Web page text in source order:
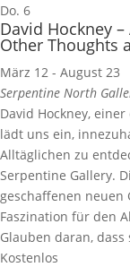
Do. 6
David Hockney
Other Thoughts
März 12 - August 23
Serpentine North
David Hockney,
lädt uns ein,
Alltäglichen zu
Serpentine Gallery.
geschaffenen neuen
Faszination für den
Glauben daran,
Kostenlos